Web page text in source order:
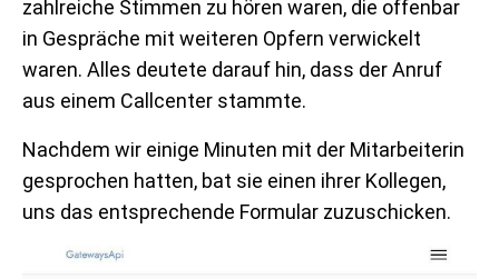
zahlreiche Stimmen zu hören waren, die offenbar
in Gespräche mit weiteren Opfern verwickelt
waren. Alles deutete darauf hin, dass der Anruf
aus einem Callcenter stammte.
Nachdem wir einige Minuten mit der Mitarbeiterin
gesprochen hatten, bat sie einen ihrer Kollegen,
uns das entsprechende Formular zuzuschicken.